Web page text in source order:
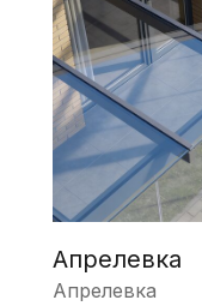
Апрелевка
Апрелевка